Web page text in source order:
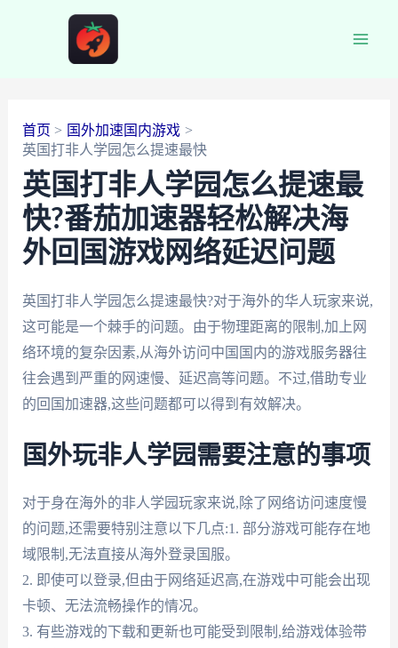
首页
国外加速国内游戏
英国打非人学园怎么提速最快
英国打非人学园怎么提速最
快?番茄加速器轻松解决海
外回国游戏网络延迟问题
英国打非人学园怎么提速最快?对于海外的华人玩家来说,
这可能是一个棘手的问题。由于物理距离的限制,加上网
络环境的复杂因素,从海外访问中国国内的游戏服务器往
往会遇到严重的网速慢、延迟高等问题。不过,借助专业
的回国加速器,这些问题都可以得到有效解决。
国外玩非人学园需要注意的事项
对于身在海外的非人学园玩家来说,除了网络访问速度慢
的问题,还需要特别注意以下几点:1. 部分游戏可能存在地
域限制,无法直接从海外登录国服。
2. 即使可以登录,但由于网络延迟高,在游戏中可能会出现
卡顿、无法流畅操作的情况。
3. 有些游戏的下载和更新也可能受到限制,给游戏体验带